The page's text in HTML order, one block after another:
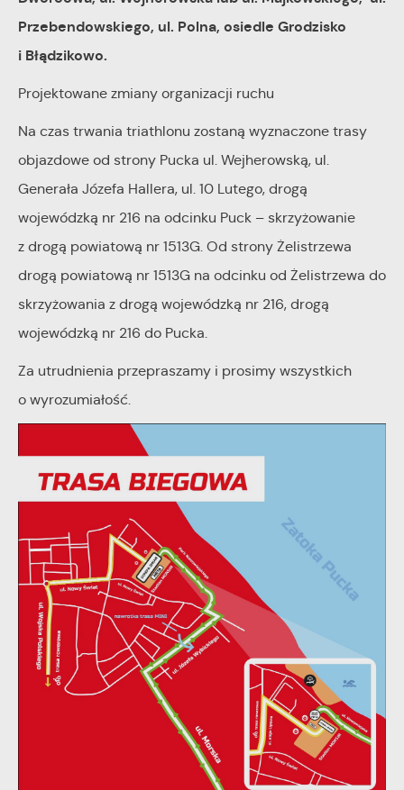
Przebendowskiego, ul. Polna, osiedle Grodzisko
i Błądzikowo.
Projektowane zmiany organizacji ruchu
Na czas trwania triathlonu zostaną wyznaczone trasy
objazdowe od strony Pucka ul. Wejherowską, ul.
Generała Józefa Hallera, ul. 10 Lutego, drogą
wojewódzką nr 216 na odcinku Puck – skrzyżowanie
z drogą powiatową nr 1513G. Od strony Żelistrzewa
drogą powiatową nr 1513G na odcinku od Żelistrzewa do
skrzyżowania z drogą wojewódzką nr 216, drogą
wojewódzką nr 216 do Pucka.
Za utrudnienia przepraszamy i prosimy wszystkich
o wyrozumiałość.